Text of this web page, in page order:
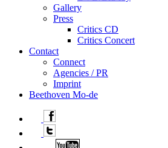
Gallery
Press
Critics CD
Critics Concert
Contact
Connect
Agencies / PR
Imprint
Beethoven Mo-de